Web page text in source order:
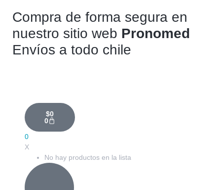
Compra de forma segura en
nuestro sitio web Pronomed
Envíos a todo chile
$0
0
0
X
No hay productos en la lista